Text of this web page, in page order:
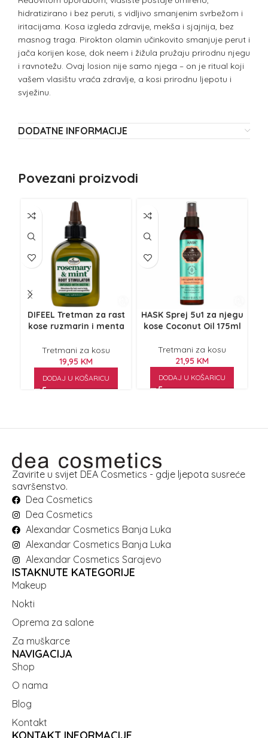
hidratizirano i bez peruti, s vidljivo smanjenim svrbežom i
iritacijama. Kosa izgleda zdravije, mekša i sjajnija, bez
masnog traga. Pirokton olamin učinkovito smanjuje perut i
jača korijen kose, dok neem i žižula pružaju prirodnu njegu
i ravnotežu. Ovaj losion nije samo njega – on je ritual koji
vašem vlasištu vraća zdravlje, a kosi prirodnu ljepotu i
svježinu.
DODATNE INFORMACIJE
Povezani proizvodi
DIFEEL Tretman za rast
kose ruzmarin i menta
Tretmani za kosu
19,95 KM
DODAJ U KOŠARICU
HASK Sprej 5u1 za njegu
kose Coconut Oil 175ml
Tretmani za kosu
21,95 KM
DODAJ U KOŠARICU
Zavirite u svijet DEA Cosmetics - gdje ljepota susreće
savršenstvo.
Dea Cosmetics
Dea Cosmetics
Alexandar Cosmetics Banja Luka
Alexandar Cosmetics Banja Luka
Alexandar Cosmetics Sarajevo
ISTAKNUTE KATEGORIJE
Makeup
Nokti
Oprema za salone
Za muškarce
NAVIGACIJA
Shop
O nama
Blog
Kontakt